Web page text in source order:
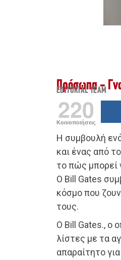
Πρόσωπα -
EDITORIAL TEAM
220
Κοινοποιήσεις
Η συμβουλή
και ένας από
το πώς μπορεί
Ο Bill Gates
κόσμο που
τους.
Ο Bill Gates., ο
λίστες με τα
απαραίτητο